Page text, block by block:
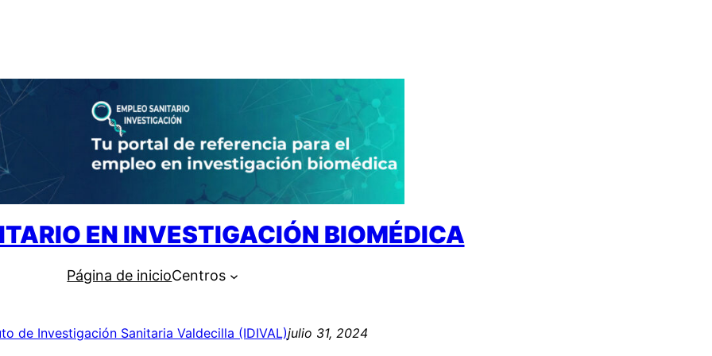
EN INVESTIGACIÓN BIOMÉDICA
Página de inicioCentros
de Investigación Sanitaria Valdecilla (IDIVAL)julio 31, 2024